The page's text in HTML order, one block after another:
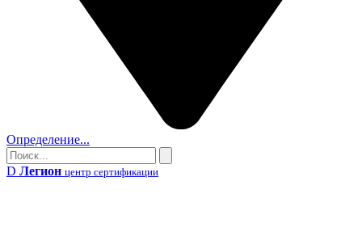
Определение...
Поиск
Поиск
D Легион центр сертификации